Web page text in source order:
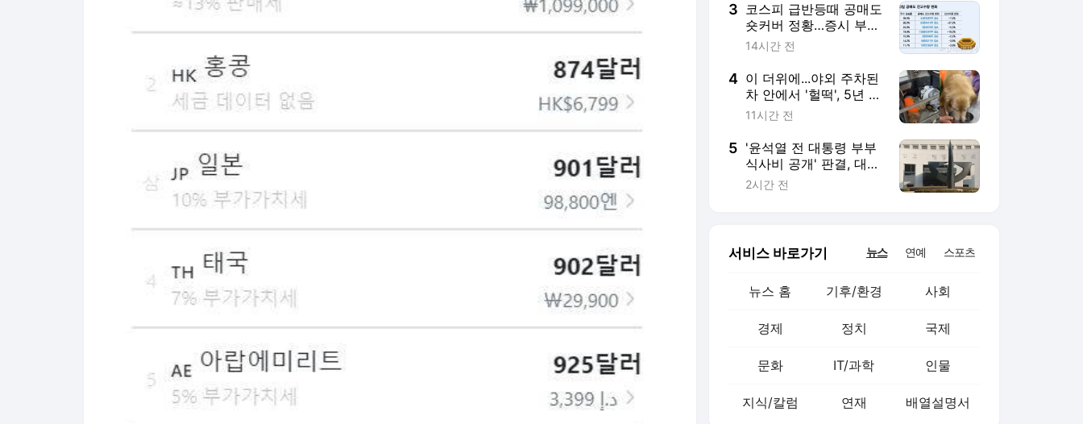
3 코스피 급반등때 공매도
숏커버 정황…증시 부양
신호탄?
14시간 전
4 이 더위에...야외 주차된
차 안에서 '헐떡', 5년 갇
혀 산 리트리버
11시간 전
5 '윤석열 전 대통령 부부
식사비 공개' 판결, 대법
파기환송…"이관 자료"
2시간 전
서비스 바로가기 뉴스 연예 스포츠
뉴스 홈 기후/환경 사회
경제 정치 국제
문화 IT/과학 인물
지식/칼럼 연재 배열설명서